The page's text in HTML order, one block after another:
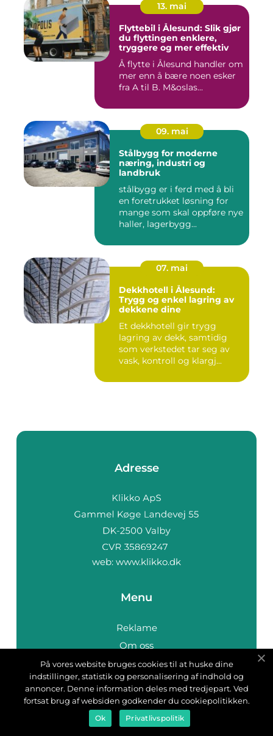
13. mai
Flyttebil i Ålesund: Slik gjør
du flyttingen enklere,
tryggere og mer effektiv
Å flytte i Ålesund handler om
mer enn å bære noen esker
fra A til B. M&oslas...
09. mai
Stålbygg for moderne
næring, industri og
landbruk
stålbygg er i ferd med å bli
en foretrukket løsning for
mange som skal oppføre nye
haller, lagerbygg...
07. mai
Dekkhotell i Ålesund:
Trygg og enkel lagring av
dekkene dine
Et dekkhotell gir trygg
lagring av dekk, samtidig
som verkstedet tar seg av
vask, kontroll og klargj...
Adresse
web: www.klikko.dk
Menu
Reklame
Om oss
Cookies
Kontakt Oss
Sitemap
På vores website bruges cookies til at huske dine
indstillinger, statistik og personalisering af indhold og
annoncer. Denne information deles med tredjepart. Ved
fortsat brug af websiden godkender du cookiepolitikken.
Ok Privatlivspolitik